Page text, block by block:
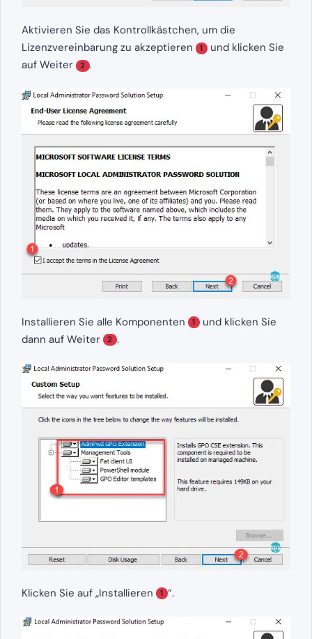
Aktivieren Sie das Kontrollkästchen, um die
Lizenzvereinbarung zu akzeptieren
1 und klicken Sie
auf Weiter
2 .
Installieren Sie alle Komponenten 1 und klicken Sie
dann auf Weiter
2 .
Klicken Sie auf „Installieren 1 “.